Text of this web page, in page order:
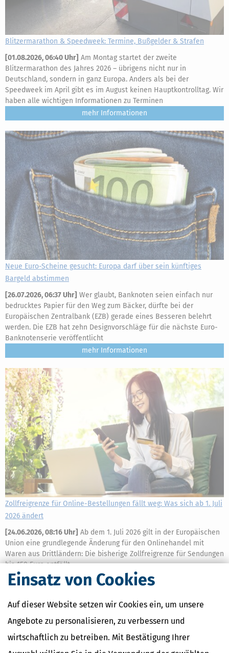
Einsatz von Cookies
Auf dieser Website setzen wir Cookies ein, um unsere
Angebote zu personalisieren, zu verbessern und
wirtschaftlich zu betreiben. Mit Bestätigung Ihrer
Blitzermarathon & Speedweek: Termine, Bußgelder & Strafen
[01.08.2026, 06:40 Uhr] Am Montag startet der zweite
Blitzermarathon des Jahres 2026 – übrigens nicht nur in
Deutschland, sondern in ganz Europa. Anders als bei der
Speedweek im April gibt es im August keinen Hauptkontrolltag. Wir
haben alle wichtigen Informationen zu Terminen
mehr
Neue Euro-Scheine gesucht: Europa darf über sein künftiges
Bargeld abstimmen
[26.07.2026, 06:37 Uhr] Wer glaubt, Banknoten seien einfach nur
bedrucktes Papier für den Weg zum Bäcker, dürfte bei der
Europäischen Zentralbank (EZB) gerade eines Besseren belehrt
werden. Die EZB hat zehn Designvorschläge für die nächste Euro-
Banknotenserie veröffentlicht
mehr
Zollfreigrenze für Online-Bestellungen fällt weg: Was sich ab 1. Juli
2026 ändert
[24.06.2026, 08:16 Uhr] Ab dem 1. Juli 2026 gilt in der Europäischen
Union eine grundlegende Änderung für den Onlinehandel mit
Waren aus Drittländern: Die bisherige Zollfreigrenze für Sendungen
bis 150 Euro entfällt.
mehr